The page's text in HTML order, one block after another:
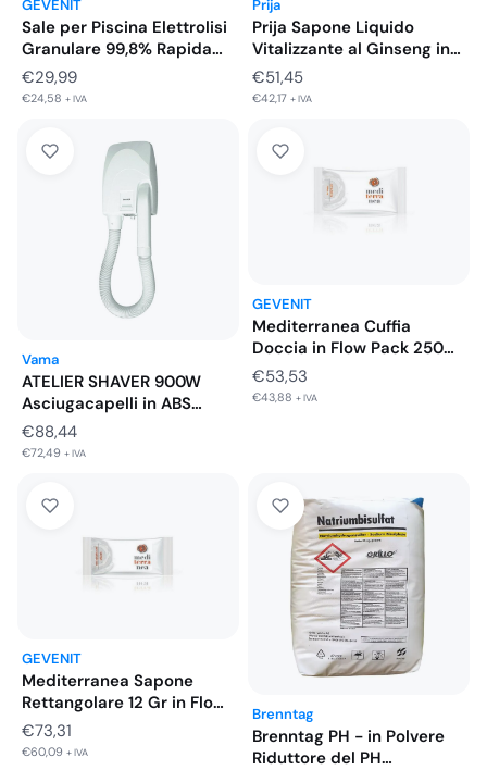
GEVENIT
Sale per Piscina Elettrolisi
Granulare 99,8% Rapida
Dissoluzione…
€29,99
€24,58 + IVA
Prija
Prija Sapone Liquido
Vitalizzante al Ginseng in
Tanica…
€51,45
€42,17 + IVA
Vama
ATELIER SHAVER 900W
Asciugacapelli in ABS
Bianco con…
€88,44
€72,49 + IVA
GEVENIT
Mediterranea Cuffia
Doccia in Flow Pack 250
Pezzi
€53,53
€43,88 + IVA
GEVENIT
Mediterranea Sapone
Rettangolare 12 Gr in Flow
Pack…
€73,31
€60,09 + IVA
Brenntag
Brenntag PH - in Polvere
Riduttore del PH…